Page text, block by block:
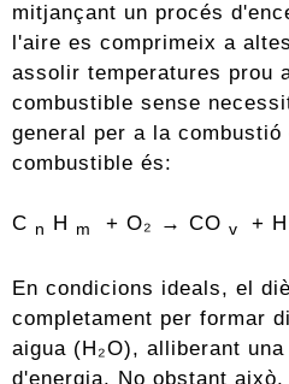
mitjançant un procés
l'aire es comprimeix a
assolir temperatures prou
combustible sense
general per a la combustió
combustible és:
C n H m + O₂ → CO v + H
En condicions ideals, el
completament per formar
aigua (H₂O), alliberant
d'energia. No obstant